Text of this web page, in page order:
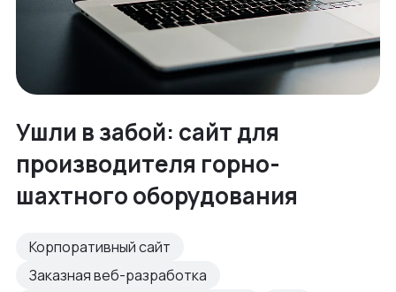
Ушли в забой: сайт для
производителя горно-
шахтного оборудования
Корпоративный сайт
Заказная веб-разработка